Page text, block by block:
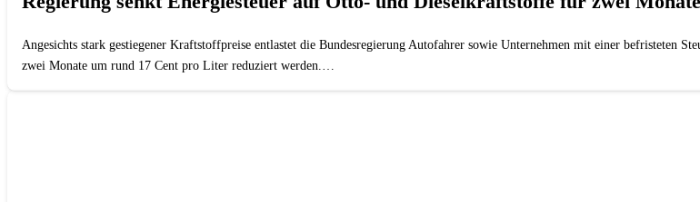
Angesichts stark gestiegener Kraftstoffpreise entlastet die Bundesregierung Autofahrer sowie Unternehmen mit einer befristeten
zwei Monate um rund 17 Cent pro Liter reduziert werden.…